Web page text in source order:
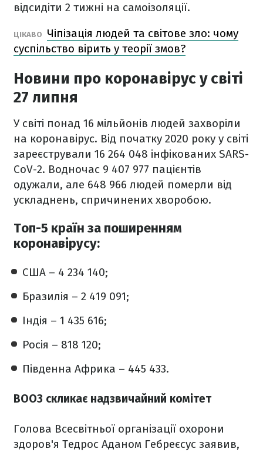
відсидіти 2 тижні на самоізоляції.
ЦІКАВО
Чіпізація людей та світове зло: чому
суспільство вірить у теорії змов?
Новини про коронавірус у світі
27 липня
У світі понад 16 мільйонів людей захворіли
на коронавірус. Від початку 2020 року у світі
зареєстрували 16 264 048 інфікованих SARS-
CoV-2. Водночас 9 407 977 пацієнтів
одужали, але 648 966 людей померли від
ускладнень, спричинених хворобою.
Топ-5 країн за поширенням
коронавірусу:
США – 4 234 140;
Бразилія – 2 419 091;
Індія – 1 435 616;
Росія – 818 120;
Південна Африка – 445 433.
ВООЗ скликає надзвичайний комітет
Голова Всесвітньої організації охорони
здоров'я Тедрос Аданом Гебреєсус заявив,